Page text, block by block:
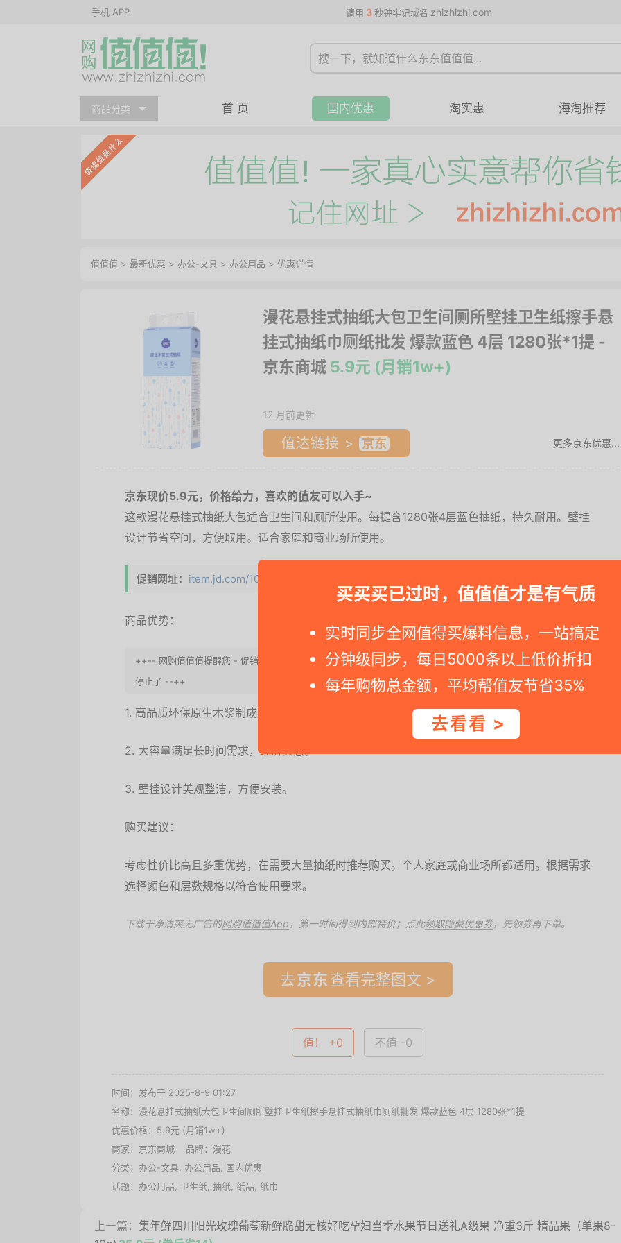
手机 APP 请用 3 秒钟牢记域名 zhizhizhi.com
商品分类 首 页 国内优惠 淘实惠 海淘推荐
买买买已过时，值值值才是有气质
实时同步全网值得买爆料信息，一站搞定
分钟级同步，每日5000条以上低价折扣
每年购物总金额，平均帮值友节省35%
去看看 >
值值值 > 最新优惠 > 办公-文具 > 办公用品 > 优惠详情
漫花悬挂式抽纸大包卫生间厕所壁挂卫生纸擦手悬
挂式抽纸巾厕纸批发 爆款蓝色 4层 1280张*1提 -
京东商城 5.9元 (月销1w+)
12 月前更新
值达链接 > 更多京东优惠...
京东现价5.9元，价格给力，喜欢的值友可以入手~
这款漫花悬挂式抽纸大包适合卫生间和厕所使用。每提含1280张4层蓝色抽纸，持久耐用。壁挂
设计节省空间，方便取用。适合家庭和商业场所使用。
促销网址： item.jd.com/10095671014248.....
商品优势：
++-- 网购值值值提醒您 - 促销会终止，请早点下订单。若您点击京东商家网页发现价格已改变, 那就可能是特价
停止了 --++
1. 高品质环保原生木浆制成，柔软舒适。
2. 大容量满足长时间需求，经济实惠。
3. 壁挂设计美观整洁，方便安装。
购买建议：
考虑性价比高且多重优势，在需要大量抽纸时推荐购买。个人家庭或商业场所都适用。根据需求
选择颜色和层数规格以符合使用要求。
下载干净清爽无广告的网购值值值App ，第一时间得到内部特价；点此领取隐藏优惠券，先领券再下单。
去 查看完整图文 >
值！ +0 不值 -0
时间：发布于 2025-8-9 01:27
名称： 漫花悬挂式抽纸大包卫生间厕所壁挂卫生纸擦手悬挂式抽纸巾厕纸批发 爆款蓝色 4层 1280张*1提
优惠价格： 5.9元 (月销1w+)
商家： 京东商城 品牌： 漫花
分类： 办公-文具 办公用品
国内优惠
话题： 办公用品 卫生纸 抽纸 纸品 纸巾
上一篇： 集年鲜四川阳光玫瑰葡萄新鲜脆甜无核好吃孕妇当季水果节日送礼A级果 净重3斤 精品果（单果8-